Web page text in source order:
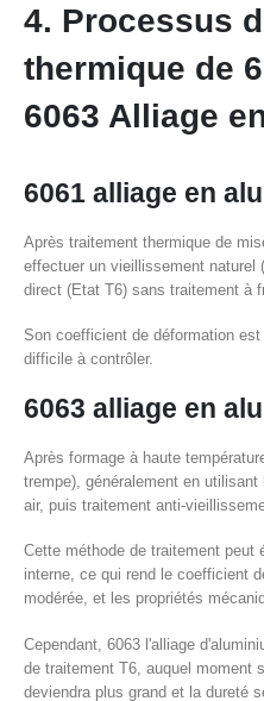
4. Processus
thermique de
6063 Alliage
6061 alliage en
Après traitement thermique de
effectuer un vieillissement
direct (Etat T6) sans traitement à
Son coefficient de déformation
difficile à contrôler.
6063 alliage en
Après formage à haute
trempe), généralement en
air, puis traitement anti-
Cette méthode de traitement peut
interne, ce qui rend le coefficient
modérée, et les propriétés
Cependant, 6063 l'alliage
de traitement T6, auquel moment
deviendra plus grand et la dureté